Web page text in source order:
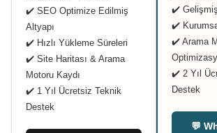
✔️ SEO Optimize Edilmiş
Altyapı
✔️ Hızlı Yükleme Süreleri
✔️ Site Haritası & Arama
Motoru Kaydı
✔️ 1 Yıl Ücretsiz Teknik
Destek
✔️ Gelişmiş
✔️
✔️ Arama
✔️ 2 Yıl
Destek
💬